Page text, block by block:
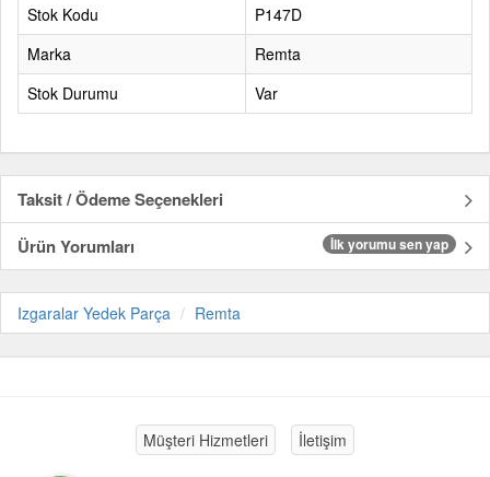
Stok Kodu
P147D
Marka
Remta
Stok Durumu
Var
Taksit / Ödeme Seçenekleri
Ürün Yorumları
İlk yorumu sen yap
Izgaralar Yedek Parça Remta
Müşteri Hizmetleri İletişim